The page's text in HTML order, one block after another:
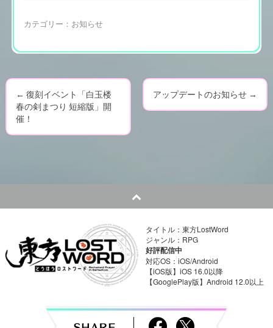
カテゴリー： お知らせ
P
o
n
v
← 復刻イベント「白玉楼
春の剣まつり 短縮版」開
催！
アップデートのお知らせ →
タイトル：東方LostWord
ジャンル：RPG
好評配信中
対応OS：iOS/Android
【iOS版】iOS 16.0以降
【GooglePlay版】Android 12.0以上